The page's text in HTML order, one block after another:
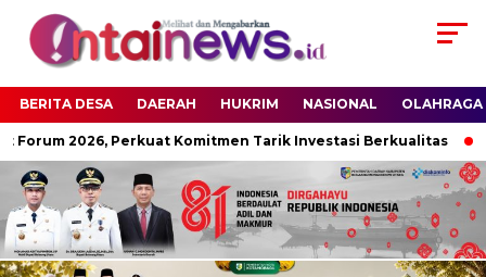
BERITA DESA DAERAH HUKRIM NASIONAL OLAHRAGA
2026, Perkuat Komitmen Tarik Investasi Berkualitas